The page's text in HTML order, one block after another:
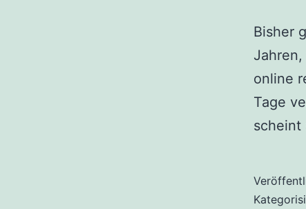
Bisher
online
Tage
scheint